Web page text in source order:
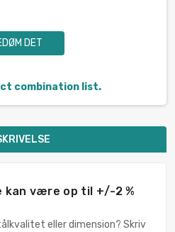
DET
combination list.
være op til +/-2 %
eller dimension? Skriv